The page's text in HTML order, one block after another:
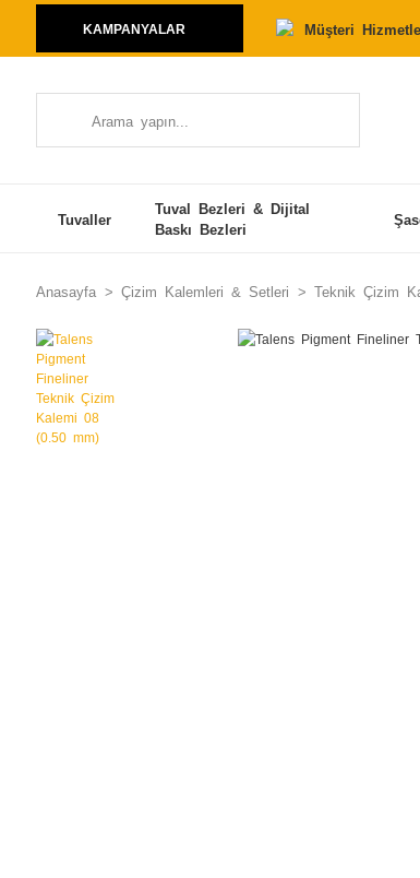
KAMPANYALAR Müşteri
Tuvaller
Tuval Bezleri & Dijital
Baskı Bezleri
Anasayfa Çizim Kalemleri & Setleri Teknik Çizim